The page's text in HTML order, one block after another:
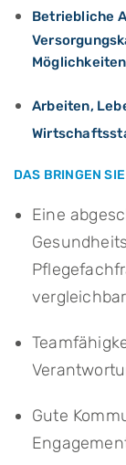
Betriebliche
Arbeiten,
DAS BRINGEN
Eine
vergleichbar
Gute